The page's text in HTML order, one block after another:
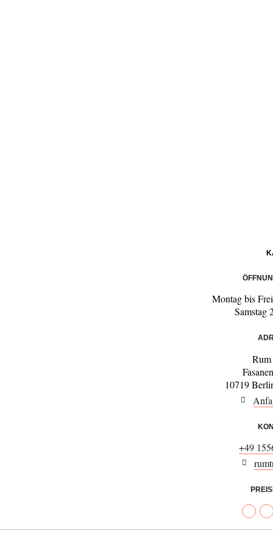
Montag bis
Samstag
10719
+49